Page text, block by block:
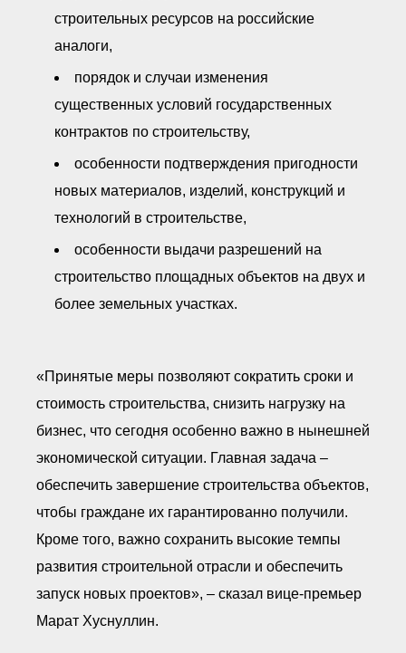
строительных ресурсов на российские
аналоги,
порядок и случаи изменения
существенных условий государственных
контрактов по строительству,
особенности подтверждения пригодности
новых материалов, изделий, конструкций и
технологий в строительстве,
особенности выдачи разрешений на
строительство площадных объектов на двух и
более земельных участках.
«Принятые меры позволяют сократить сроки и
стоимость строительства, снизить нагрузку на
бизнес, что сегодня особенно важно в нынешней
экономической ситуации. Главная задача –
обеспечить завершение строительства объектов,
чтобы граждане их гарантированно получили.
Кроме того, важно сохранить высокие темпы
развития строительной отрасли и обеспечить
запуск новых проектов», – сказал вице-премьер
Марат Хуснуллин.